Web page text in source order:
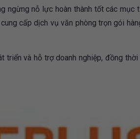
ngừng nỗ lực hoàn thành tốt các mục
cấp dịch vụ văn phòng trọn gói
và hỗ trợ doanh nghiệp, đồng thời